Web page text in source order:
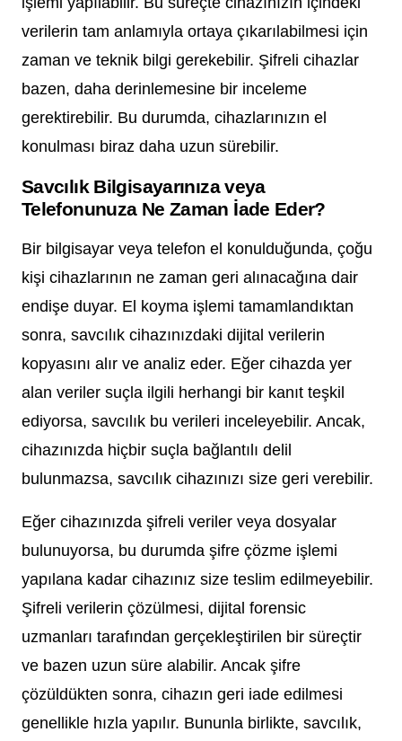
verilerin tam anlamıyla ortaya çıkarılabilmesi için
zaman ve teknik bilgi gerekebilir. Şifreli cihazlar
bazen, daha derinlemesine bir inceleme
gerektirebilir. Bu durumda, cihazlarınızın el
konulması biraz daha uzun sürebilir.
Savcılık Bilgisayarınıza veya
Telefonunuza Ne Zaman İade Eder?
Bir bilgisayar veya telefon el konulduğunda, çoğu
kişi cihazlarının ne zaman geri alınacağına dair
endişe duyar. El koyma işlemi tamamlandıktan
sonra, savcılık cihazınızdaki dijital verilerin
kopyasını alır ve analiz eder. Eğer cihazda yer
alan veriler suçla ilgili herhangi bir kanıt teşkil
ediyorsa, savcılık bu verileri inceleyebilir. Ancak,
cihazınızda hiçbir suçla bağlantılı delil
bulunmazsa, savcılık cihazınızı size geri verebilir.
Eğer cihazınızda şifreli veriler veya dosyalar
bulunuyorsa, bu durumda şifre çözme işlemi
yapılana kadar cihazınız size teslim edilmeyebilir.
Şifreli verilerin çözülmesi, dijital forensic
uzmanları tarafından gerçekleştirilen bir süreçtir
ve bazen uzun süre alabilir. Ancak şifre
çözüldükten sonra, cihazın geri iade edilmesi
genellikle hızla yapılır. Bununla birlikte, savcılık,